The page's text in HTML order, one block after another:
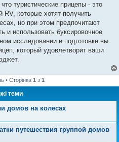
туристические прицепы - это
которые хотят получить
но при этом предпочитают
и использовать буксировочное
исследовании и подготовке вы
который удовлетворит ваши
• Сторінка 1 з 1
теми
домов на колесах
путешествия группой домов